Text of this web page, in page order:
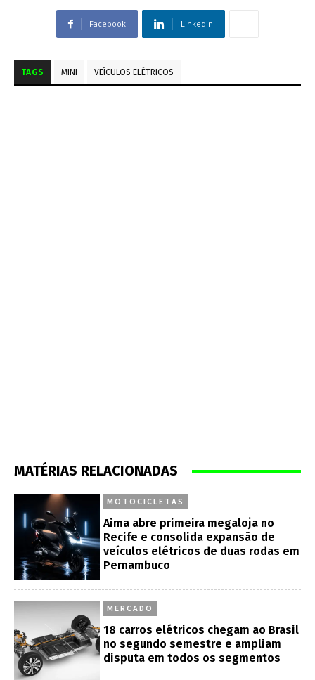
Facebook Linkedin
TAGS MINI VEÍCULOS ELÉTRICOS
MATÉRIAS RELACIONADAS
MOTOCICLETAS
Aima abre primeira megaloja no
Recife e consolida expansão de
veículos elétricos de duas rodas em
Pernambuco
MERCADO
18 carros elétricos chegam ao Brasil
no segundo semestre e ampliam
disputa em todos os segmentos